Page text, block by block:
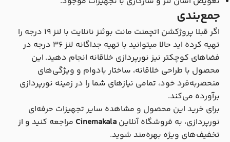
جمع‌بندی
اگر قبلا پروژکشن اتچمنت مانت بوئنز نانلایت با لنز 19 درجه را
تهیه کرده اید حالا میتوانید با تهیه جداگانه لنز 36 درجه در
فضاهای کوچکتر نیز نورپردازی خلاقانه انجام دهید. این
محصول با طراحی خلاقانه، ساختار بادوام و ویژگی‌های
منحصربه‌فرد خود، تمامی نیازهای شما را در زمینه نورپردازی
برآورده می‌کند.
برای خرید این محصول و مشاهده سایر تجهیزات حرفه‌ای
نورپردازی، به فروشگاه آنلاین Cinemakala مراجعه کنید و از
تخفیف‌های ویژه بهره‌مند شوید.